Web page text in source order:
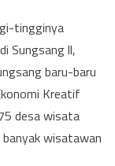
tingginya
Sungsang ll,
baru-baru
Kreatif
desa wisata
banyak wisatawan